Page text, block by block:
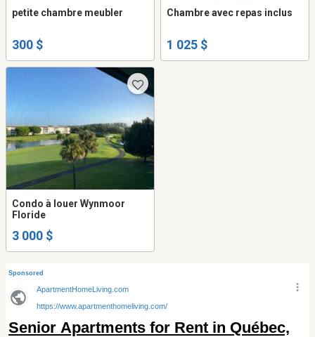
petite chambre meubler
300 $
Chambre avec repas inclus
1 025 $
Condo à louer Wynmoor
Floride
3 000 $